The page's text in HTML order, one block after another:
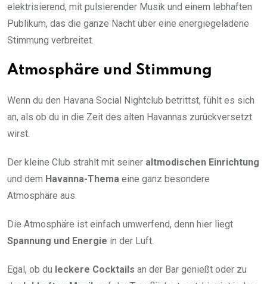
elektrisierend, mit pulsierender Musik und einem lebhaften
Publikum, das die ganze Nacht über eine energiegeladene
Stimmung verbreitet.
Atmosphäre und Stimmung
Wenn du den Havana Social Nightclub betrittst, fühlt es sich
an, als ob du in die Zeit des alten Havannas zurückversetzt
wirst.
Der kleine Club strahlt mit seiner altmodischen Einrichtung
und dem Havanna-Thema eine ganz besondere
Atmosphäre aus.
Die Atmosphäre ist einfach umwerfend, denn hier liegt
Spannung und Energie in der Luft.
Egal, ob du leckere Cocktails an der Bar genießt oder zu